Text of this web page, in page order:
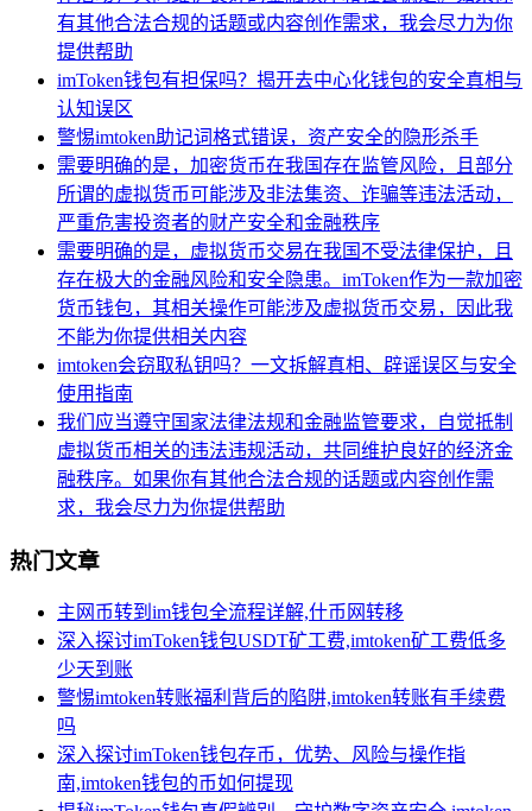
有其他合法合规的话题或内容创作需求，我会尽力为你
提供帮助
imToken钱包有担保吗？揭开去中心化钱包的安全真相与
认知误区
警惕imtoken助记词格式错误，资产安全的隐形杀手
需要明确的是，加密货币在我国存在监管风险，且部分
所谓的虚拟货币可能涉及非法集资、诈骗等违法活动，
严重危害投资者的财产安全和金融秩序
需要明确的是，虚拟货币交易在我国不受法律保护，且
存在极大的金融风险和安全隐患。imToken作为一款加密
货币钱包，其相关操作可能涉及虚拟货币交易，因此我
不能为你提供相关内容
imtoken会窃取私钥吗？一文拆解真相、辟谣误区与安全
使用指南
我们应当遵守国家法律法规和金融监管要求，自觉抵制
虚拟货币相关的违法违规活动，共同维护良好的经济金
融秩序。如果你有其他合法合规的话题或内容创作需
求，我会尽力为你提供帮助
热门文章
主网币转到im钱包全流程详解,什币网转移
深入探讨imToken钱包USDT矿工费,imtoken矿工费低多
少天到账
警惕imtoken转账福利背后的陷阱,imtoken转账有手续费
吗
深入探讨imToken钱包存币，优势、风险与操作指
南,imtoken钱包的币如何提现